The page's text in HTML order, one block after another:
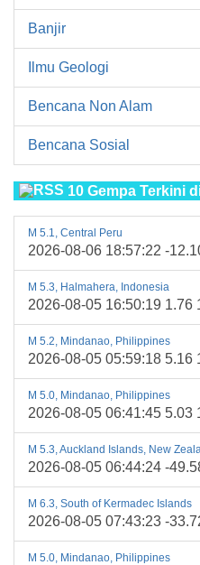
Banjir
Ilmu Geologi
Bencana Non Alam
Bencana Sosial
10 Gempa Terkini
M 5.1, Central Peru
2026-08-06 18:57:22 -
M 5.3, Halmahera, Indonesia
2026-08-05 16:50:19 1.76
M 5.2, Mindanao, Philippines
2026-08-05 05:59:18 5.16
M 5.0, Mindanao, Philippines
2026-08-05 06:41:45 5.03
M 5.3, Auckland Islands, New
2026-08-05 06:44:24 -
M 6.3, South of Kermadec Islands
2026-08-05 07:43:23 -
M 5.0, Mindanao, Philippines